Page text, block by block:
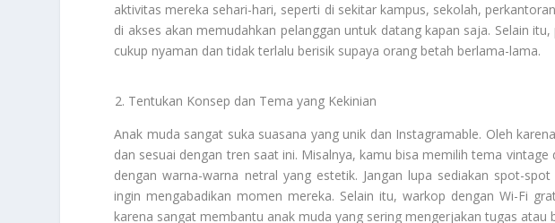
aktivitas mereka sehari-hari, seperti di sekitar kampus, sekolah,
di akses akan memudahkan pelanggan untuk datang kapan saja. Selain
cukup nyaman dan tidak terlalu berisik supaya orang betah berlama-lama.
Tentukan Konsep dan Tema yang Kekinian
Anak muda sangat suka suasana yang unik dan Instagramable. Oleh
dan sesuai dengan tren saat ini. Misalnya, kamu bisa memilih tema
dengan warna-warna netral yang estetik. Jangan lupa sediakan spot-
ingin mengabadikan momen mereka. Selain itu, warkop dengan Wi-Fi
karena sangat membantu anak muda yang sering mengerjakan tugas atau